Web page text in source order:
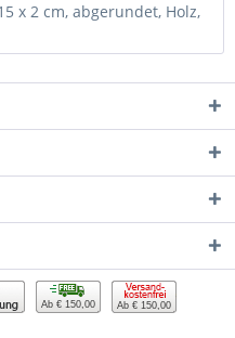
x 2 cm, abgerundet, Holz,
Ab € 150,00 Ab € 150,00